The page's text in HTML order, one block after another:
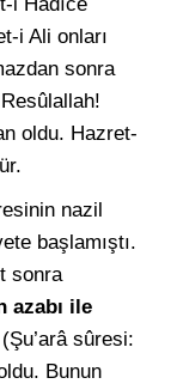
i Ali onları
sonra
oldu. Hazret-
nazil
başlamıştı.
sonra
azabı ile
(Şu’arâ sûresi:
Bunun